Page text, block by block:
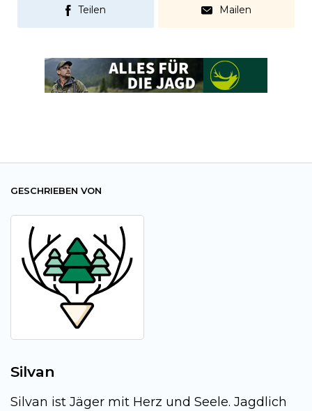
Teilen Mailen
GESCHRIEBEN VON
Silvan
Silvan ist Jäger mit Herz und Seele. Jagdlich